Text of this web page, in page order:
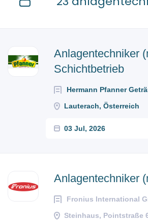
Anlagentechniker
Schichtbetrieb
Hermann Pfanner
Lauterach, Österreich
03 Jul, 2026
Anlagentechniker
Fronius International
Steinhaus, Pointstraße